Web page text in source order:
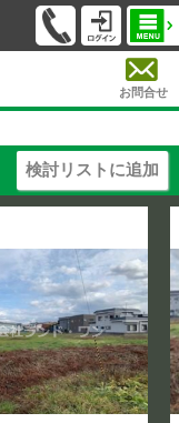
お問合せ
検討リストに追加